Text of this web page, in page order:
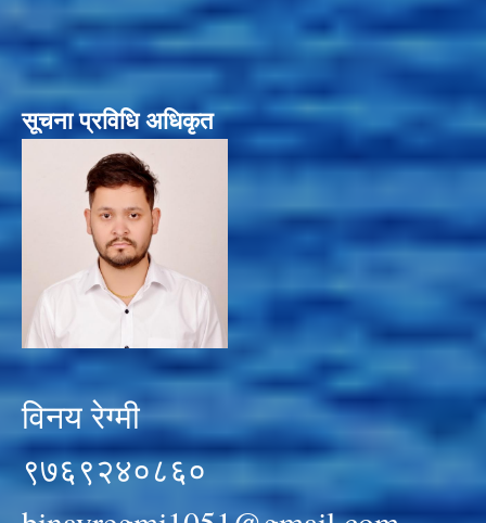
सूचना प्रविधि अधिकृत
विनय रेग्मी
९७६९२४०८६०